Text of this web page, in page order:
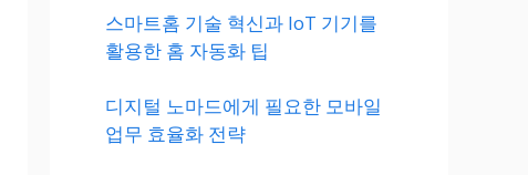
스마트홈 기술 혁신과 IoT 기기를
활용한 홈 자동화 팁
디지털 노마드에게 필요한 모바일
업무 효율화 전략